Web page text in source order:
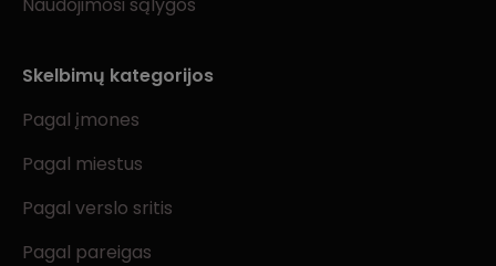
Skelbimų kategorijos
Pagal įmones
Pagal miestus
Pagal verslo sritis
Pagal pareigas